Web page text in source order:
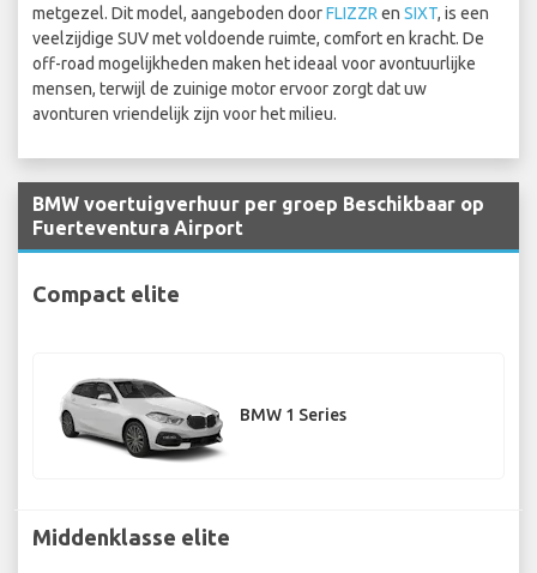
metgezel. Dit model, aangeboden doorFLIZZR en SIXT, is een
veelzijdige SUV met voldoende ruimte, comfort en kracht. De
off-road mogelijkheden maken het ideaal voor avontuurlijke
mensen, terwijl de zuinige motor ervoor zorgt dat uw
avonturen vriendelijk zijn voor het milieu.
BMW voertuigverhuur per groep Beschikbaar op
Fuerteventura Airport
Compact elite
BMW 1 Series
Middenklasse elite